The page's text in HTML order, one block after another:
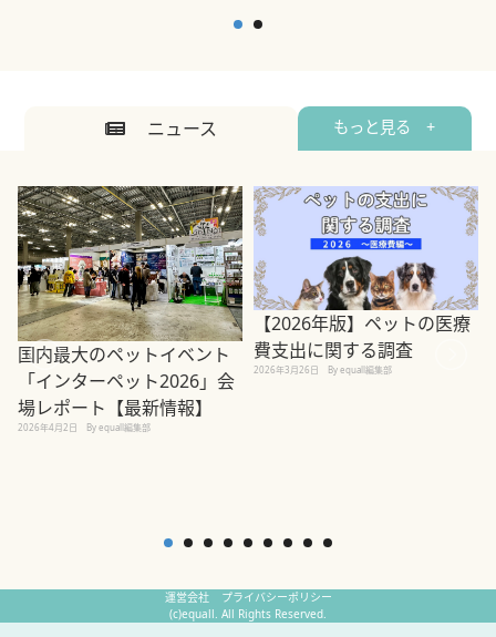
ニュース もっと見る +
国内最大のペットイベント
「インターペット2026」会
場レポート【最新情報】
2026年4月2日 By equall編集部
【2026年版】ペットの医療
費支出に関する調査
2026年3月26日 By equall編集部
運営会社
プライバシーポリシー
(c)equall. All Rights Reserved.